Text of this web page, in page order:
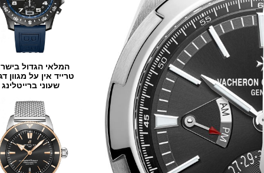
המלאי הגדול בישראל
טרייד אין על מגוון דגמים
שעוני ברייטלינג